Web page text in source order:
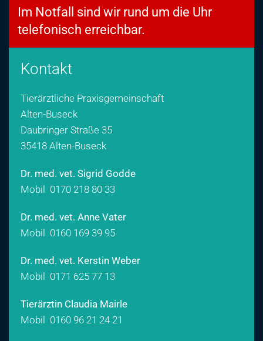
Im Notfall sind wir rund um die Uhr
telefonisch erreichbar.
Kontakt
Tierärztliche Praxisgemeinschaft
Alten-Buseck
Daubringer Straße 35
35418 Alten-Buseck
Dr. med. vet. Sigrid Godde
Mobil 0170 218 80 33
Dr. med. vet. Anne Vater
Mobil 0160 169 39 95
Dr. med. vet. Kerstin Weber
Mobil 0171 625 77 13
Tierärztin Claudia Mairle
Mobil 0160 96 21 24 21